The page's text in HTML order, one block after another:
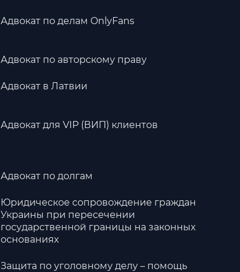
Адвокат по делам OnlyFans
Адвокат по авторскому праву
Адвокат в Латвии
Адвокат для VIP (ВИП) клиентов
Адвокат по долгам
Юридическое сопровождение граждан
Украины при пересечении
государственной границы на законных
основаниях
Защита по уголовному делу – помощь